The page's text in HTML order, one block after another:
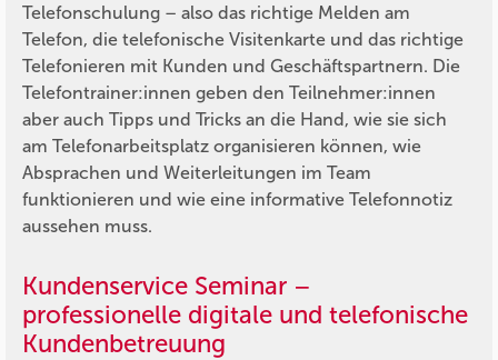
Telefonschulung – also das richtige Melden am
Telefon, die telefonische Visitenkarte und das richtige
Telefonieren mit Kunden und Geschäftspartnern. Die
Telefontrainer:innen geben den Teilnehmer:innen
aber auch Tipps und Tricks an die Hand, wie sie sich
am Telefonarbeitsplatz organisieren können, wie
Absprachen und Weiterleitungen im Team
funktionieren und wie eine informative Telefonnotiz
aussehen muss.
Kundenservice Seminar –
professionelle digitale und telefonische
Kundenbetreuung